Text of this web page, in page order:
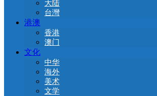
大陆
台灣
港澳
香港
澳门
文化
中华
海外
美术
文学